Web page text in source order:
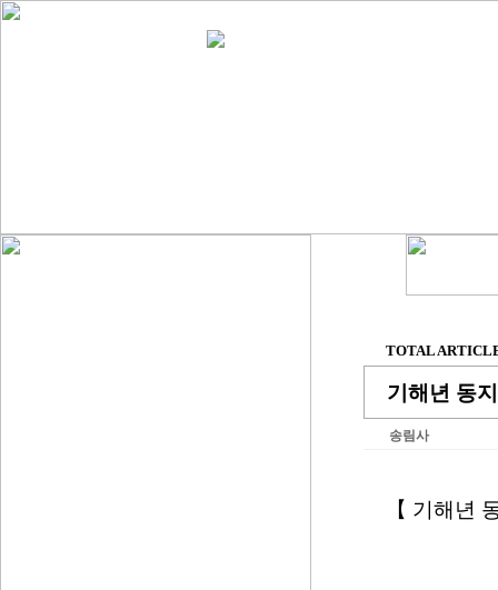
TOTAL
기해년 동
송림사
【 기해년